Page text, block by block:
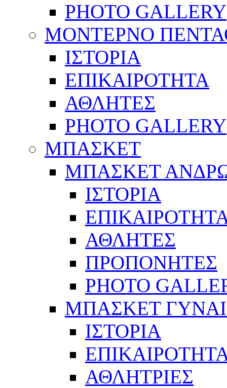
PHOTO GALLERY
ΜΟΝΤΕΡΝΟ
ΙΣΤΟΡΙΑ
ΕΠΙΚΑΙΡΟΤΗΤΑ
ΑΘΛΗΤΕΣ
PHOTO GALLERY
ΜΠΑΣΚΕΤ
ΜΠΑΣΚΕΤ
ΙΣΤΟΡΙΑ
ΑΘΛΗΤΕΣ
ΠΡΟΠΟΝΗΤΕΣ
PHOTO
ΜΠΑΣΚΕΤ
ΙΣΤΟΡΙΑ
ΑΘΛΗΤΡΙΕΣ